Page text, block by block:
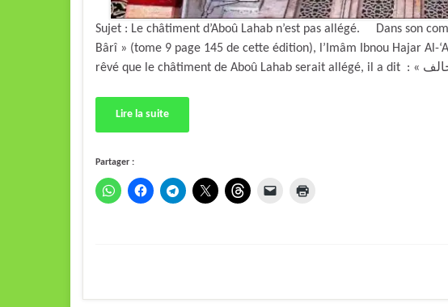
Sujet : Le châtiment d’Aboû Lahab n’est pas allégé. Dans son
Bârî » (tome 9 page 145 de cette édition), l’Imâm Ibnou Hajar Al-
Lire la suite
Partager :